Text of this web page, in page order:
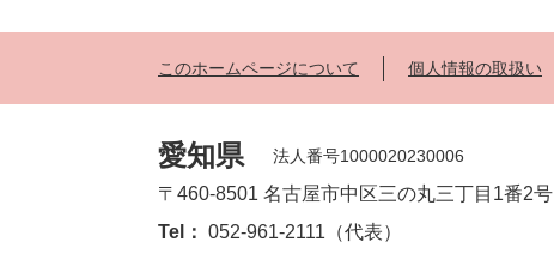
このホームページについて 個人情報の取扱い
愛知県 法人番号1000020230006
〒460-8501 名古屋市中区三の丸三丁目1番2号
Tel： 052-961-2111（代表）